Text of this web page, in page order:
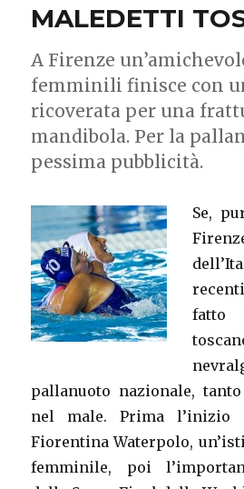
MALEDETTI
A Firenze
femminili finisce con
ricoverata per una
mandibola. Per la
pessima pubblicità.
Se,
fatto
pallanuoto nazionale,
nel male. Prima
Fiorentina Waterpolo,
femminile, poi